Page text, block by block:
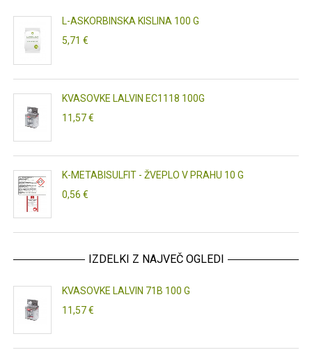
L-ASKORBINSKA KISLINA 100 G
5,71 €
KVASOVKE LALVIN EC1118 100G
11,57 €
K-METABISULFIT - ŽVEPLO V PRAHU 10 G
0,56 €
IZDELKI Z NAJVEČ OGLEDI
KVASOVKE LALVIN 71B 100 G
11,57 €